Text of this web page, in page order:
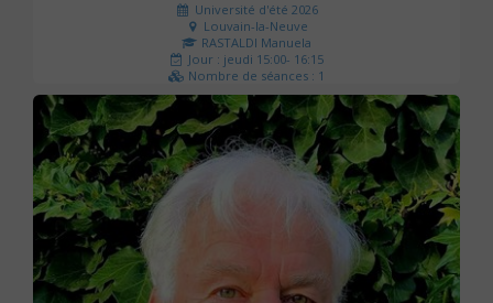
Université d'été 2026
Louvain-la-Neuve
RASTALDI Manuela
Jour : jeudi 15:00- 16:15
Nombre de séances : 1
0 €